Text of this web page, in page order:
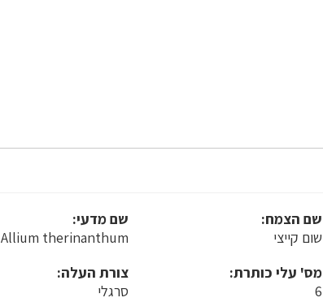
שם הצמח:
שום קייצי
שם מדעי:
Allium therinanthum
מס' עלי כותרת:
6
צורת העלה:
סרגלי